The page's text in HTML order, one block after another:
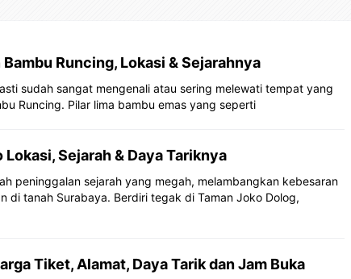
Runcing, Lokasi & Sejarahnya
sudah sangat mengenali atau sering melewati tempat yang
Runcing. Pilar lima bambu emas yang seperti
Sejarah & Daya Tariknya
peninggalan sejarah yang megah, melambangkan kebesaran
di tanah Surabaya. Berdiri tegak di Taman Joko Dolog,
Tiket, Alamat, Daya Tarik dan Jam Buka